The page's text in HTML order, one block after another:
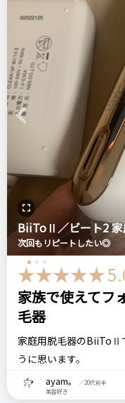
＼シ
コメント（0 件）
はじめて使うと難しい
注意点
傷等があると熱で熱く
おすすめする人・おすすめ
毛の処理を変えたい方
no!no!HAIRが気になっ
比較したもの・こちらを選ん
なし
価格
3,000円
ヤーマン
家庭用脱毛器
安くで購入することが
と発射可能回数は少々
脱毛箇所にあてボタン
15分ほど連続で発射し
発射するのに時間がか
10分おきくらいにコン
冷やす必要があり、そ
また、1回使用すると2
いつ脱毛したのか忘れ
安くで購入することが
かったのですが、剃り
げ臭かったり、発射後
するので、安くてもき
また、発射レベルは5段
出力レベルを調節する
購入してから現在で3
効果が見えだしている
す。
Previous
BiiToⅡ／ビート2 家
次回もリピートしたい◎
家族で使えてフ
毛器
家庭用脱毛器のBiiToⅡ
うに思います。
使い方としてはコンセ
とで電源を入れること
ayam。
／20代前半
美容好き